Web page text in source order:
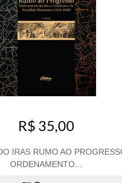
R$ 35,00
IRAS RUMO AO
ORDENAMENTO...